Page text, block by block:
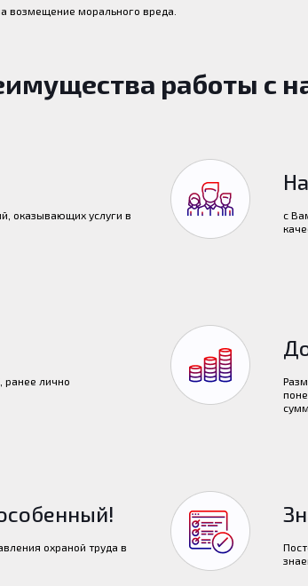
возмещение морального вреда.
работы с
оказывающих услуги в
с
ранее лично
охраной труда в